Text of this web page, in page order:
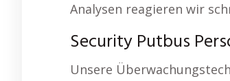
Analysen reagieren wir
Security Putbus
Unsere